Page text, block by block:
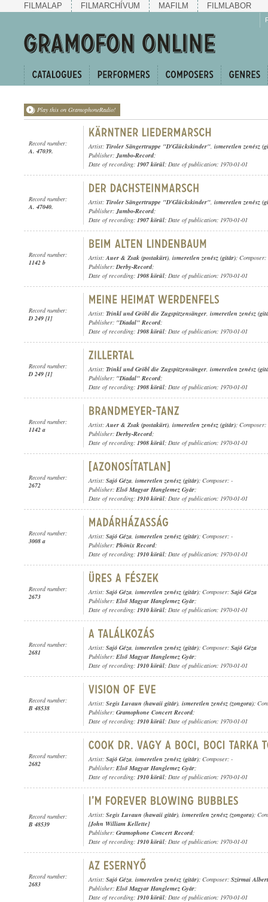
FILMALAP FILMARCHÍVUM MAFILM FILMLABOR
Play this on GramophoneRadio!
Record number:
A. 47039.
Artist: Tiroler Sängertruppe "D'Glückskinder", ismeretlen zenész
Publisher:Jumbo-Record;
Date of recording: 1907 körül; Date of publication: 1970-01-01
Record number:
A. 47040.
Artist: Tiroler Sängertruppe "D'Glückskinder", ismeretlen zenész
Publisher:Jumbo-Record;
Date of recording: 1907 körül; Date of publication: 1970-01-01
Record number:
1142 b
Artist:Auer & Zsak (postakürt), ismeretlen zenész (gitár); Composer:
Publisher:Derby-Record;
Date of recording: 1908 körül; Date of publication: 1970-01-01
Record number:
D 249 [1]
Artist: Trinkl und Gröbl die Zugspitzensänger, ismeretlen zenész
Publisher: "Diadal" Record;
Date of recording: 1908 körül; Date of publication: 1970-01-01
Record number:
D 249 [1]
Artist: Trinkl und Gröbl die Zugspitzensänger, ismeretlen zenész
Publisher: "Diadal" Record;
Date of recording: 1908 körül; Date of publication: 1970-01-01
Record number:
1142 a
Artist:Auer & Zsak (postakürt), ismeretlen zenész (gitár); Composer:
Publisher:Derby-Record;
Date of recording: 1908 körül; Date of publication: 1970-01-01
Record number:
2672
Artist: Sajó Géza, ismeretlen zenész (gitár); Composer: -
Publisher: Első Magyar Hanglemez Gyár;
Date of recording: 1910 körül; Date of publication: 1970-01-01
Record number:
3008 a
Artist: Sajó Géza, ismeretlen zenész (gitár); Composer: -
Publisher: Phönix Record;
Date of recording: 1910 körül; Date of publication: 1970-01-01
Record number:
2673
Artist: Sajó Géza, ismeretlen zenész (gitár); Composer: Sajó Géza
Publisher: Első Magyar Hanglemez Gyár;
Date of recording: 1910 körül; Date of publication: 1970-01-01
Record number:
2681
Artist: Sajó Géza, ismeretlen zenész (gitár); Composer: Sajó Géza
Publisher: Első Magyar Hanglemez Gyár;
Date of recording: 1910 körül; Date of publication: 1970-01-01
Record number:
B 48538
Artist: Segis Luvaun (hawaii gitár), ismeretlen zenész (zongora);
Publisher: Gramophone Concert Record;
Date of recording: 1910 körül; Date of publication: 1970-01-01
Record number:
2682
Artist: Sajó Géza, ismeretlen zenész (gitár); Composer: -
Publisher: Első Magyar Hanglemez Gyár;
Date of recording: 1910 körül; Date of publication: 1970-01-01
Record number:
B 48539
Artist: Segis Luvaun (hawaii gitár), ismeretlen zenész (zongora);
[John William Kellette]
Publisher: Gramophone Concert Record;
Date of recording: 1910 körül; Date of publication: 1970-01-01
Record number:
2683
Artist: Sajó Géza, ismeretlen zenész (gitár); Composer: Szirmai Albert
Publisher: Első Magyar Hanglemez Gyár;
Date of recording: 1910 körül; Date of publication: 1970-01-01